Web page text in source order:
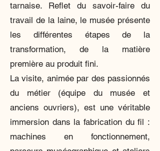
tarnaise. Reflet du savoir-faire du
travail de la laine, le musée présente
les différentes étapes de la
transformation, de la matière
première au produit fini.
La visite, animée par des passionnés
du métier (équipe du musée et
anciens ouvriers), est une véritable
immersion dans la fabrication du fil :
machines en fonctionnement,